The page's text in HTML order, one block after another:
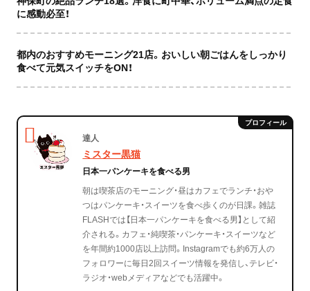
に感動必至！
都内のおすすめモーニング21店。おいしい朝ごはんをしっかり
食べて元気スイッチをON！
達人
ミスター黒猫
日本一パンケーキを食べる男
朝は喫茶店のモーニング・昼はカフェでランチ・おや
つはパンケーキ・スイーツを食べ歩くのが日課。雑誌
FLASHでは【日本一パンケーキを食べる男】として紹
介される。カフェ・純喫茶・パンケーキ・スイーツなど
を年間約1000店以上訪問。Instagramでも約6万人の
フォロワーに毎日2回スイーツ情報を発信し、テレビ・
ラジオ・webメディアなどでも活躍中。